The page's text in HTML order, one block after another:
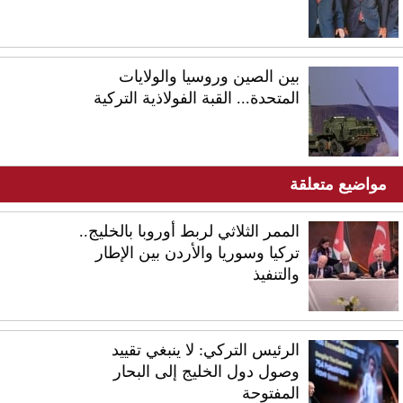
بين الصين وروسيا والولايات
المتحدة... القبة الفولاذية التركية
مواضيع متعلقة
الممر الثلاثي لربط أوروبا بالخليج..
تركيا وسوريا والأردن بين الإطار
والتنفيذ
الرئيس التركي: لا ينبغي تقييد
وصول دول الخليج إلى البحار
المفتوحة